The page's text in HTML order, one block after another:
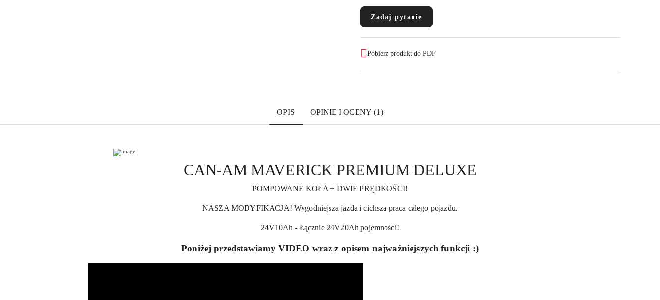
Zadaj pytanie
Pobierz produkt do PDF
OPIS OPINIE I OCENY (1)
CAN-AM MAVERICK PREMIUM DELUXE
POMPOWANE KOŁA + DWIE PRĘDKOŚCI!
NASZA MODYFIKACJA! Wygodniejsza jazda i cichsza praca całego pojazdu.
24V10Ah - Łącznie 24V20Ah pojemności!
Poniżej przedstawiamy VIDEO wraz z opisem najważniejszych funkcji :)